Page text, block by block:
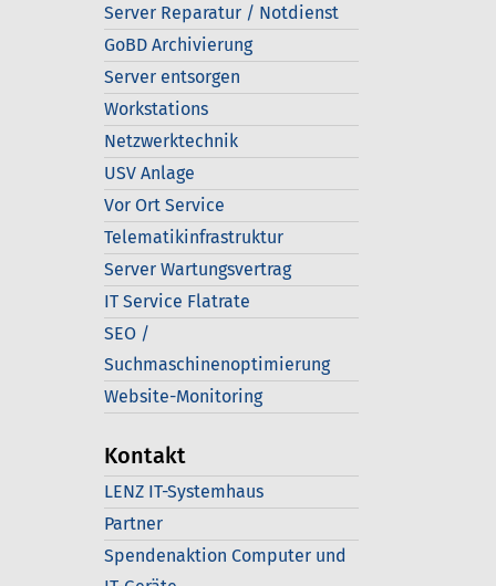
Server Reparatur / Notdienst
GoBD Archivierung
Server entsorgen
Workstations
Netzwerktechnik
USV Anlage
Vor Ort Service
Telematikinfrastruktur
Server Wartungsvertrag
IT Service Flatrate
SEO /
Suchmaschinenoptimierung
Website-Monitoring
Kontakt
LENZ IT-Systemhaus
Partner
Spendenaktion Computer und